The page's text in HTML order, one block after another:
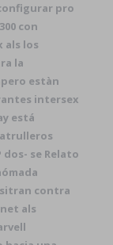
pro
con
als los
la
estàn
intersex
está
se Relato
contra
als